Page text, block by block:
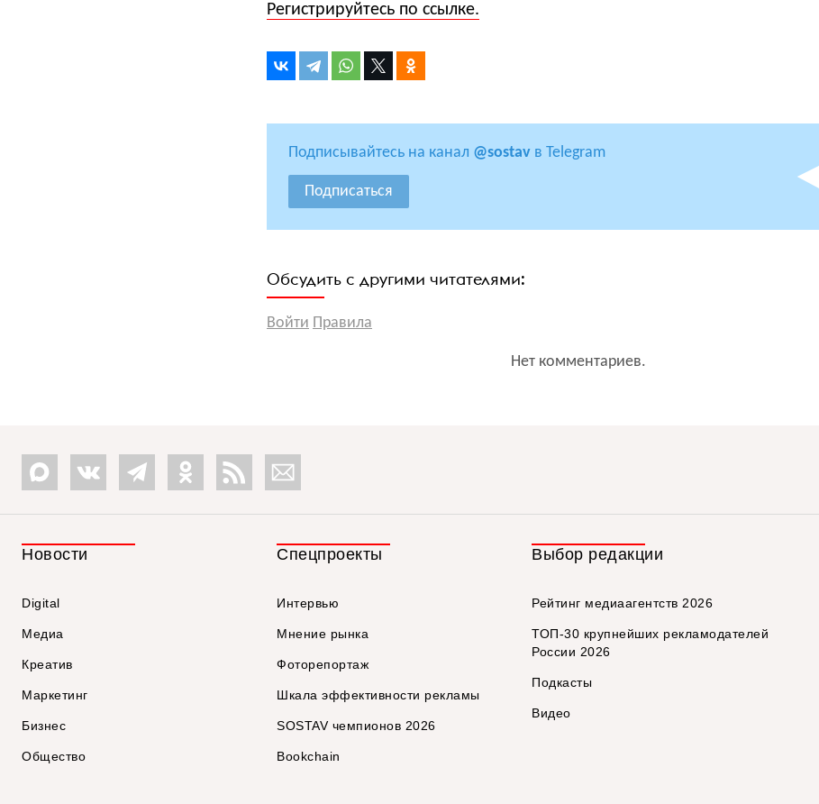
Регистрируйтесь по ссылке.
Подписывайтесь на канал @sostav в Telegram
Подписаться
Обсудить с другими читателями:
Войти Правила
Нет комментариев.
Новости
Digital
Медиа
Креатив
Маркетинг
Бизнес
Общество
Спецпроекты
Интервью
Мнение рынка
Фоторепортаж
Шкала эффективности рекламы
SOSTAV чемпионов 2026
Bookchain
Выбор редакции
Рейтинг медиаагентств 2026
ТОП-30 крупнейших рекламодателей
России 2026
Подкасты
Видео